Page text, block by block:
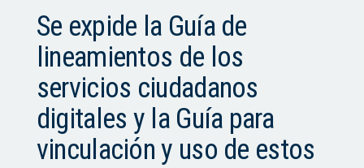
Se expide la Guía de
lineamientos de los
servicios ciudadanos
digitales y la Guía para
vinculación y uso de estos